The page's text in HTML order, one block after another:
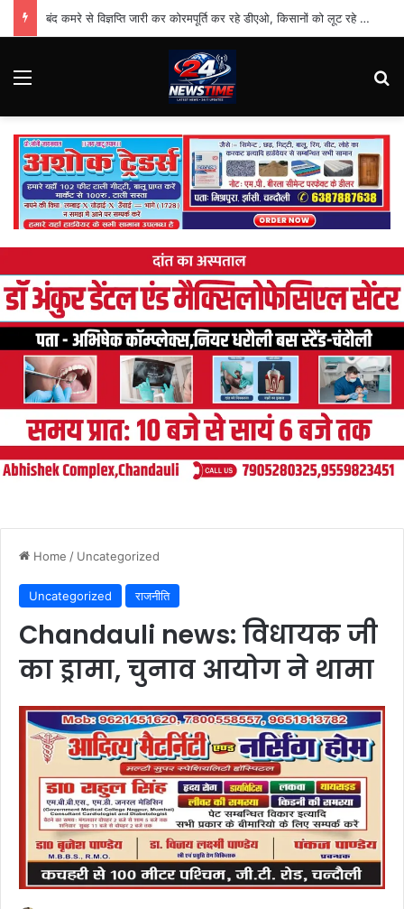
बंद कमरे से विज्ञप्ति जारी कर कोरमपूर्ति कर रहे डीएओ, किसानों को लूट रहे निजी दुकानदार
Menu
Home / Uncategorized
Uncategorized राजनीति
Chandauli news: विधायक जी
का ड्रामा, चुनाव आयोग ने थामा